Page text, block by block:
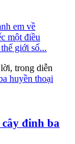
em về
một điều
giới số...
trong diễn
huyền thoại
đinh ba